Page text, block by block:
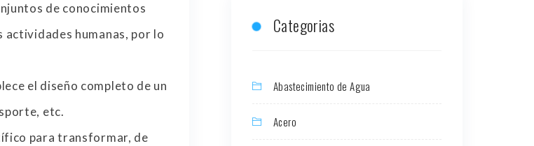
de conocimientos
humanas, por lo
el diseño completo de un
etc.
para transformar, de
Categorias
Abastecimiento de Agua
Acero